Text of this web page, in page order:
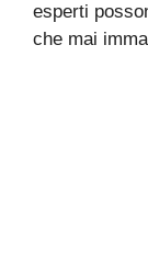
esperti
che mai